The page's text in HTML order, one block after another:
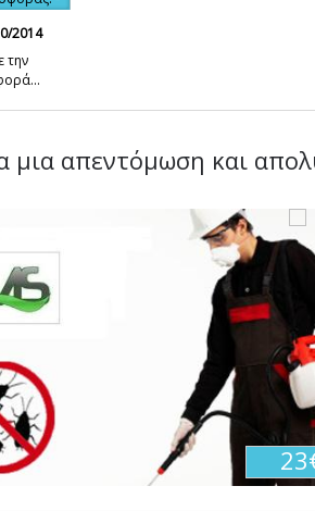
2014
την
μια απεντόμωση και